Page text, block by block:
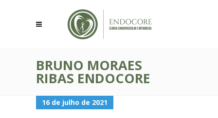
BRUNO MORAES
RIBAS ENDOCORE
16 de julho de 2021